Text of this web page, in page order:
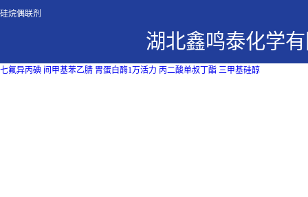
硅烷偶联剂
湖北鑫鸣泰化学
七氟异丙碘 间甲基苯乙腈 胃蛋白酶1万活力 丙二酸单叔丁酯 三甲基硅醇